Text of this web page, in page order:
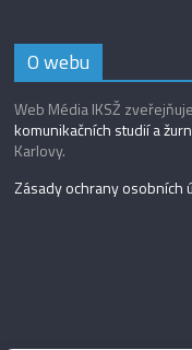
O webu
Web Média IKSŽ
komunikačních studií a
Karlovy.
Zásady ochrany osobních